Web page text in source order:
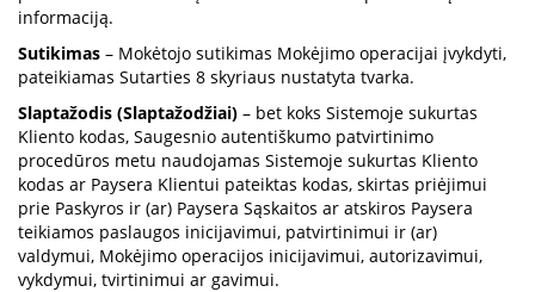
informaciją.
Sutikimas – Mokėtojo sutikimas Mokėjimo operacijai įvykdyti,
pateikiamas Sutarties 8 skyriaus nustatyta tvarka.
Slaptažodis (Slaptažodžiai) – bet koks Sistemoje sukurtas
Kliento kodas, Saugesnio autentiškumo patvirtinimo
procedūros metu naudojamas Sistemoje sukurtas Kliento
kodas ar Paysera Klientui pateiktas kodas, skirtas priėjimui
prie Paskyros ir (ar) Paysera Sąskaitos ar atskiros Paysera
teikiamos paslaugos inicijavimui, patvirtinimui ir (ar)
valdymui, Mokėjimo operacijos inicijavimui, autorizavimui,
vykdymui, tvirtinimui ar gavimui.